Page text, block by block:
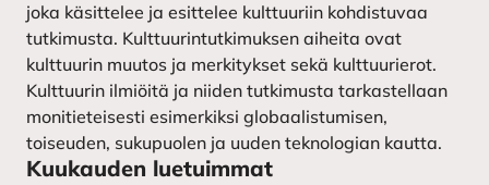
joka käsittelee ja esittelee kulttuuriin kohdistuvaa
tutkimusta. Kulttuurintutkimuksen aiheita ovat
kulttuurin muutos ja merkitykset sekä kulttuurierot.
Kulttuurin ilmiöitä ja niiden tutkimusta tarkastellaan
monitieteisesti esimerkiksi globaalistumisen,
toiseuden, sukupuolen ja uuden teknologian kautta.
Kuukauden luetuimmat